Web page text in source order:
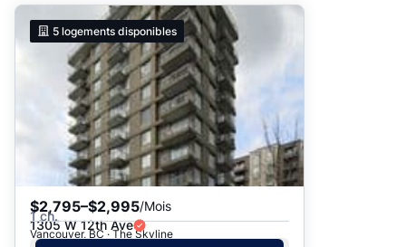
5 logements disponibles
$2,795–$2,995/Mois
1 ch.
1305 W 12th Ave
Vancouver, BC · The Skyline